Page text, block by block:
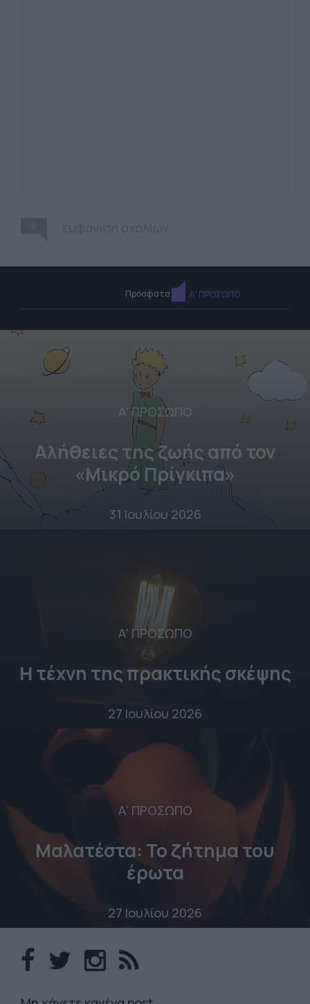
Πρόσφατα Α' ΠΡΟΣΩΠΟ
Α' ΠΡΟΣΩΠΟ
Αλήθειες της ζωής από τον
«Μικρό Πρίγκιπα»
31 Ιουλίου 2026
Α' ΠΡΟΣΩΠΟ
Η τέχνη της πρακτικής σκέψης
27 Ιουλίου 2026
Α' ΠΡΟΣΩΠΟ
Μαλατέστα: Το ζήτημα του
έρωτα
27 Ιουλίου 2026